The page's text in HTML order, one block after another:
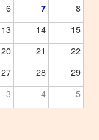
6 7
8
13 14
15
20 21
22
27 28
29
3 4 5